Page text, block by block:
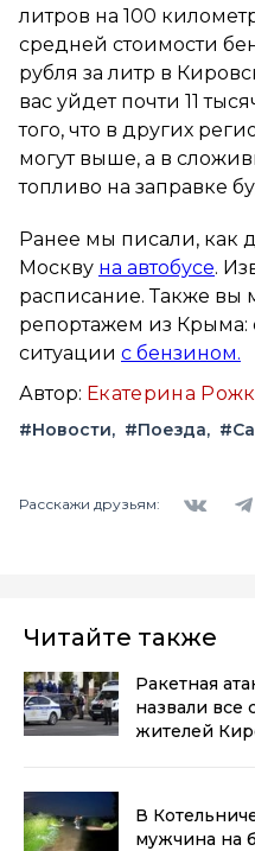
литров на 100
средней стоимости
рубля за литр в
вас уйдет почти 11
того, что в других
могут выше, а в
топливо на заправке
Ранее мы писали, как
Москву на автобусе.
расписание. Также вы
репортажем из Крыма:
ситуации с бензином.
Автор: Екатерина
#Новости #Поезда
Расскажи друзьям:
Читайте также
Ракетная
назвали
жителей
В
мужчина на